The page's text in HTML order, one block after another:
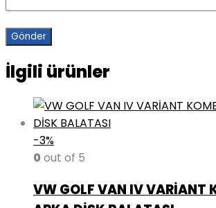
İlgili ürünler
-3%
0 out of 5
VW GOLF VAN IV VARİANT